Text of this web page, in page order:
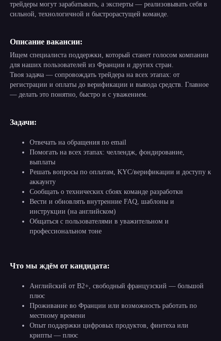
трейдеры могут зарабатывать, а эксперты — реализовывать себя в
сильной, технологичной и быстрорастущей команде.
Описание вакансии:
Ищем специалиста поддержки, который станет голосом компании
для наших пользователей из Франции и других стран.
Твоя задача — сопровождать трейдера на всех этапах: от
регистрации и оплаты до верификации и вывода средств. Главное
— делать это понятно, быстро и с уважением.
Задачи:
Отвечать на обращения по email
Помогать на всех этапах: челлендж, фондирование,
выплаты
Решать вопросы по оплатам, KYC/верификации и доступу к
аккаунту
Сообщать о технических сбоях команде разработки
Вести и обновлять внутренние FAQ, шаблоны и
инструкции (на английском)
Общаться с пользователями в уважительном и
профессиональном тоне
Что мы ждём от кандидата:
Английский от B2+, свободный французский — большой
плюс
Проживание во Франции или возможность работать по
местному времени
Опыт поддержки цифровых продуктов, финтеха или
крипты — плюс